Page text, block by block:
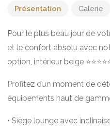
Présentation Galerie
Pour le plus beau jour de
et le confort absolu avec
option, intérieur beige
Profitez d’un moment de
équipements haut de
• Siège lounge avec